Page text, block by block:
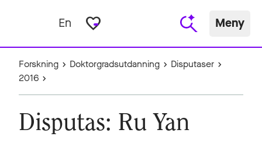
En favorite_border Meny
Forskning Doktorgradsutdanning
Disputaser
2016
Disputas: Ru Yan